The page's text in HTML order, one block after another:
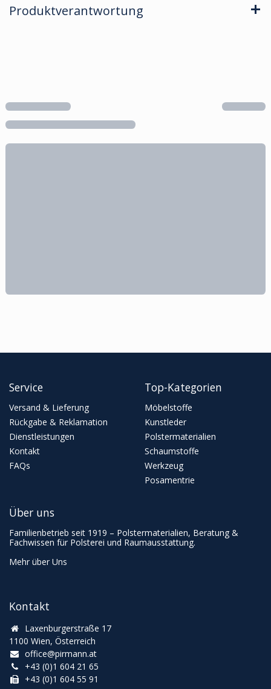
Produktverantwortung
Service
Versand & Lieferung
Rückgabe & Reklamation
Dienstleistungen
Kontakt
FAQs
Top-Kategorien
Möbelstoffe
Kunstleder
Polstermaterialien
Schaumstoffe
Werkzeug
Posamentrie
Kontakt
Laxenburgerstraße 17
1100 Wien, Österreich
office@pirmann.at
+43 (0)1 604 21 65
+43 (0)1 604 55 91
Über uns
Familienbetrieb seit 1919 – Polstermaterialien, Beratung &
Fachwissen für Polsterei und Raumausstattung.
Mehr über Uns